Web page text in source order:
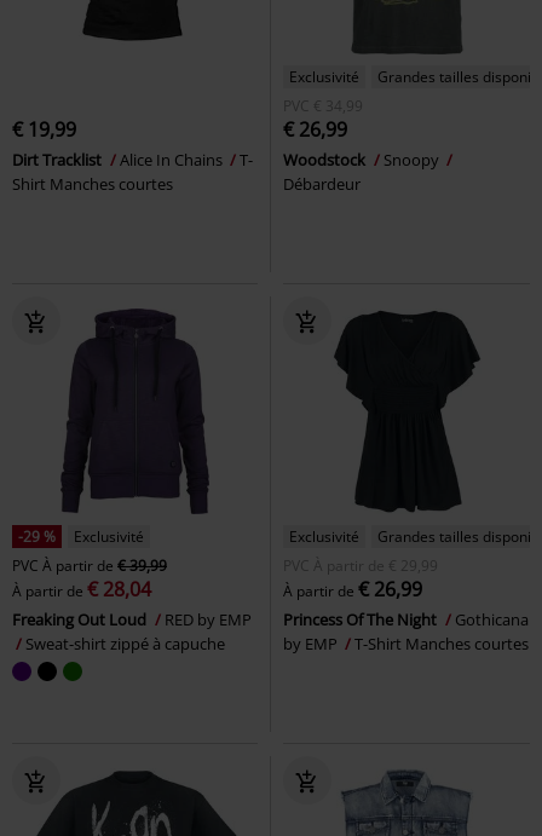
€ 19,99
Dirt Tracklist Alice In Chains
T-
Shirt Manches courtes
Exclusivité
Grandes tailles
PVC € 34,99
€ 26,99
Woodstock
Snoopy
Débardeur
-29 %
Exclusivité
PVC À partir de € 39,99
À partir de € 28,04
Freaking Out Loud
RED by EMP
Sweat-shirt zippé à capuche
Exclusivité
Grandes tailles
PVC
À partir de € 29,99
À partir de € 26,99
Princess Of The Night
Gothicana
by EMP
T-Shirt Manches courtes